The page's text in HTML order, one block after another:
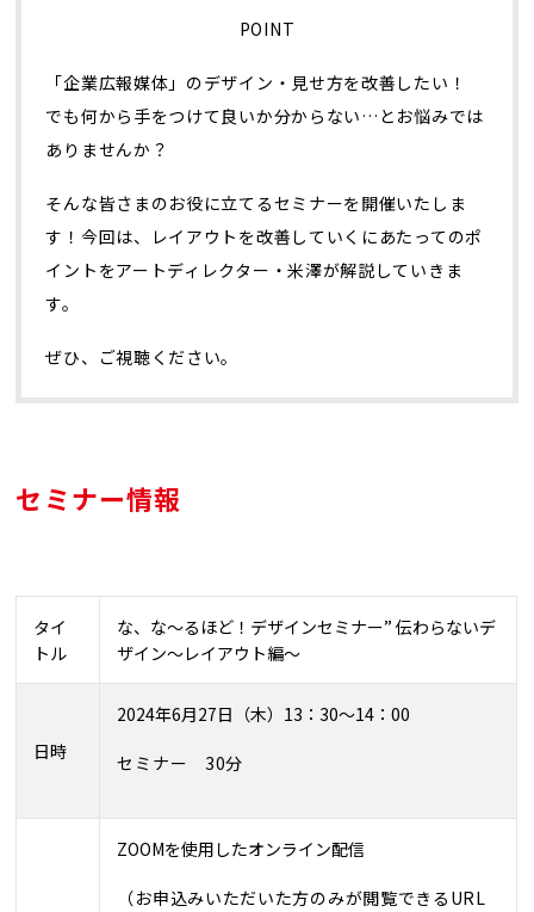
POINT
「企業広報媒体」のデザイン・見せ方を改善したい！
でも何から手をつけて良いか分からない…とお悩みでは
ありませんか？
そんな皆さまのお役に立てるセミナーを開催いたしま
す！今回は、レイアウトを改善していくにあたってのポ
イントをアートディレクター・米澤が解説していきま
す。
ぜひ、ご視聴ください。
セミナー情報
タイ
トル
な、な～るほど！デザインセミナー” 伝わらないデ
ザイン～レイアウト編～
日時
2024年6月27日（木） 13 ：30～14 ：00
セミナー 30分
ZOOMを使用したオンライン配信
（お申込みいただいた方のみが閲覧できるURL